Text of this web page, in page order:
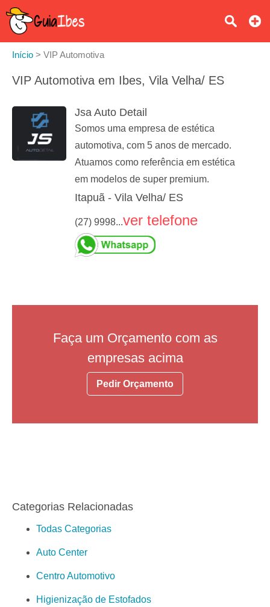
Início > VIP Automotiva
VIP Automotiva em Ibes, Vila Velha/ ES
Jsa Auto Detail
Somos uma empresa de estética
automotiva, com 5 anos de mercado.
Atuamos como referência em estética
em modelos de super premium.
Itapuã - Vila Velha/ ES
(27) 9998...ver telefone
Faça um Orçamento com as
empresas acima
Pedir Orçamento
Categorias Relacionadas
Todas Categorias
Auto Center
Centro Automotivo
Higienização de Estofados